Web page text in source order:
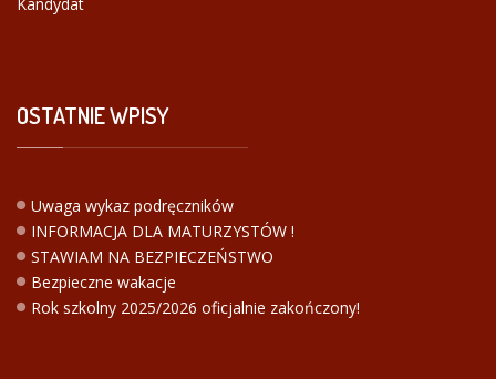
OSTATNIEWPISY
Uwaga wykaz podręczników
INFORMACJA DLA MATURZYSTÓW !
STAWIAM NA BEZPIECZEŃSTWO
Bezpieczne wakacje
Rok szkolny 2025/2026 oficjalnie zakończony!